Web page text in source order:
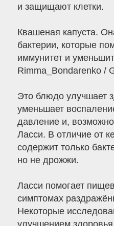
и защищают клетки.
Квашеная капуста.
бактерии, которые
иммунитет и
Rimma_Bondarenko /
Это блюдо улучшает
уменьшает
давление и,
Ласси. В отличие от
содержит только
но не дрожжи.
Ласси помогает
симптомах
Некоторые